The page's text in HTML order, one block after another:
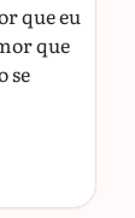
que eu
que
se